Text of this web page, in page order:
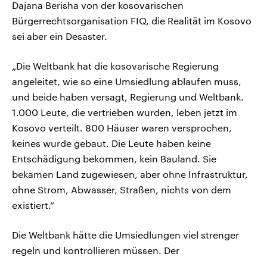
Dajana Berisha von der kosovarischen
Bürgerrechtsorganisation FIQ, die Realität im Kosovo
sei aber ein Desaster.
„Die Weltbank hat die kosovarische Regierung
angeleitet, wie so eine Umsiedlung ablaufen muss,
und beide haben versagt, Regierung und Weltbank.
1.000 Leute, die vertrieben wurden, leben jetzt im
Kosovo verteilt. 800 Häuser waren versprochen,
keines wurde gebaut. Die Leute haben keine
Entschädigung bekommen, kein Bauland. Sie
bekamen Land zugewiesen, aber ohne Infrastruktur,
ohne Strom, Abwasser, Straßen, nichts von dem
existiert.“
Die Weltbank hätte die Umsiedlungen viel strenger
regeln und kontrollieren müssen. Der